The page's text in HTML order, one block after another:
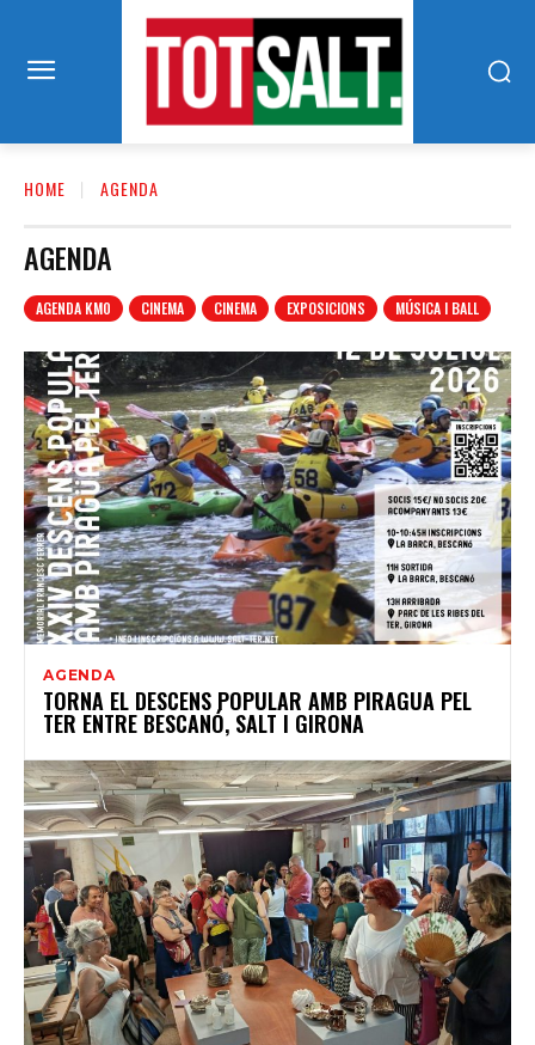
HOME AGENDA
AGENDA
AGENDA KM0 CINEMA CINEMA EXPOSICIONS MÚSICA I BALL
AGENDA
TORNA EL DESCENS POPULAR AMB PIRAGUA PEL
TER ENTRE BESCANÓ, SALT I GIRONA